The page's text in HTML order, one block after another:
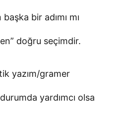
bir adımı mı
doğru seçimdir.
yazım/gramer
yardımcı olsa